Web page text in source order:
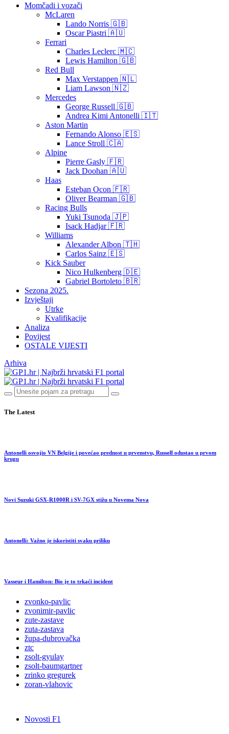
Momčadi i vozači
McLaren
Lando Norris 🇬🇧
Oscar Piastri 🇦🇺
Ferrari
Charles Leclerc 🇲🇨
Lewis Hamilton 🇬🇧
Red Bull
Max Verstappen 🇳🇱
Liam Lawson 🇳🇿
Mercedes
George Russell 🇬🇧
Andrea Kimi Antonelli 🇮🇹
Aston Martin
Fernando Alonso 🇪🇸
Lance Stroll 🇨🇦
Alpine
Pierre Gasly 🇫🇷
Jack Doohan 🇦🇺
Haas
Esteban Ocon 🇫🇷
Oliver Bearman 🇬🇧
Racing Bulls
Yuki Tsunoda 🇯🇵
Isack Hadjar 🇫🇷
Williams
Alexander Albon 🇹🇭
Carlos Sainz 🇪🇸
Kick Sauber
Nico Hulkenberg 🇩🇪
Gabriel Bortoleto 🇧🇷
Sezona 2025.
Izvještaji
Utrke
Kvalifikacije
Analiza
Povijest
OSTALE VIJESTI
Arhiva
The Latest
Antonelli osvojio VN Belgije i povećao prednost u prvenstvu, Russell odustao u prvom
krugu
Novi Suzuki GSX-R1000R i SV-7GX stižu u Novema Nova
Antonelli: Važno je iskoristiti svaku priliku
Vasseur i Hamilton: Bio je to trkaći incident
zvonko-pavlic
zvonimir-pavlic
zute-zastave
zuta-zastava
župa-dubrovačka
ztc
zsolt-gyulay
zsolt-baumgartner
zrinko gregurek
zoran-vlahovic
Novosti F1